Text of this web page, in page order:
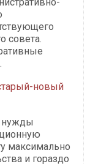
совета.
новый
нужды
максимально
и гораздо